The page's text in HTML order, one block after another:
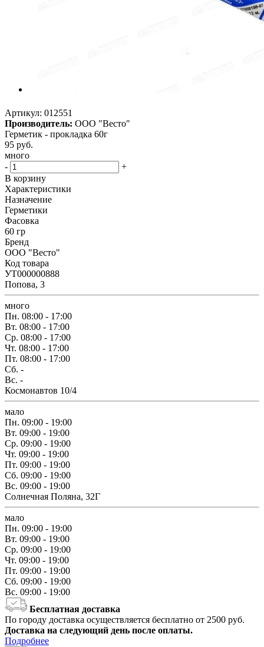
Артикул: 012551
Производитель: ООО "Весто"
Герметик - прокладка 60г
95 руб.
много
-
+
В корзину
Характеристики
Назначение
Герметики
Фасовка
60 гр
Бренд
ООО "Весто"
Код товара
УТ000000888
Попова, 3
много
Пн. 08:00 - 17:00
Вт. 08:00 - 17:00
Ср. 08:00 - 17:00
Чт. 08:00 - 17:00
Пт. 08:00 - 17:00
Сб. -
Вс. -
Космонавтов 10/4
мало
Пн. 09:00 - 19:00
Вт. 09:00 - 19:00
Ср. 09:00 - 19:00
Чт. 09:00 - 19:00
Пт. 09:00 - 19:00
Сб. 09:00 - 19:00
Вс. 09:00 - 19:00
Солнечная Поляна, 32Г
мало
Пн. 09:00 - 19:00
Вт. 09:00 - 19:00
Ср. 09:00 - 19:00
Чт. 09:00 - 19:00
Пт. 09:00 - 19:00
Сб. 09:00 - 19:00
Вс. 09:00 - 19:00
Бесплатная доставка
По городу доставка осуществляется бесплатно от 2500 руб.
Доставка на следующий день после оплаты.
Подробнее